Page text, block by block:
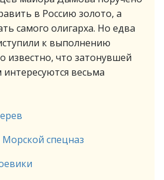
в Россию золото, а
самого олигарха. Но едва
к выполнению
известно, что затонувшей
интересуются весьма
Морской спецназ